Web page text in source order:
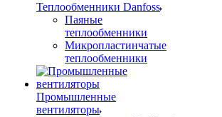
Теплообменники Danfoss
Паяные
теплообменники
Микропластинчатые
теплообменники
Промышленные
вентиляторы